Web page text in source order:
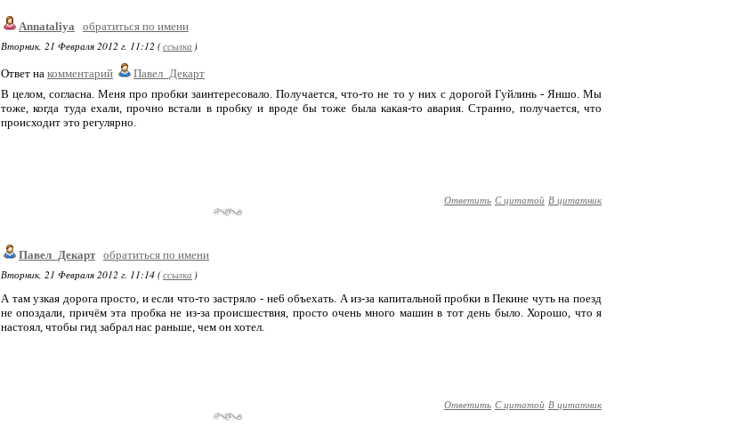
Annataliya
обратиться по имени
Вторник, 21 Февраля 2012 г. 11:12 (ссылка )
Ответ на комментарий
Павел_Декарт
В целом, согласна. Меня про пробки заинтересовало. Получается, что-то не то у них с дорогой Гуйлинь - Яншо. Мы
тоже, когда туда ехали, прочно встали в пробку и вроде бы тоже была какая-то авария. Странно, получается, что
происходит это регулярно.
Ответить С цитатой В цитатник
Павел_Декарт обратиться по имени
Вторник, 21 Февраля 2012 г. 11:14 (ссылка )
А там узкая дорога просто, и если что-то застряло - не6 объехать. А из-за капитальной пробки в Пекине чуть на поезд
не опоздали, причём эта пробка не из-за происшествия, просто очень много машин в тот день было. Хорошо, что я
настоял, чтобы гид забрал нас раньше, чем он хотел.
Ответить С цитатой В цитатник